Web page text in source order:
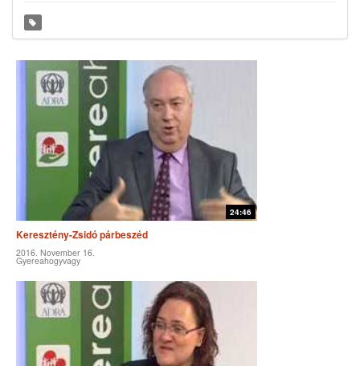
24:46
Keresztény-Zsidó párbeszéd
2016. November 16.
Gyereahogyvagy